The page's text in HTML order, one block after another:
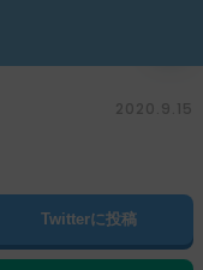
2020.9.15
Twitterに投稿